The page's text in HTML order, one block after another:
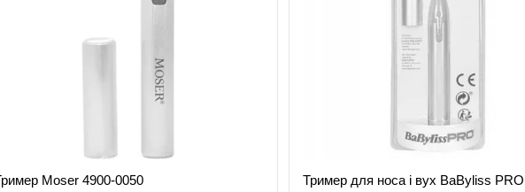
Moser 4900-0050 Тример для носа і вух BaByliss PRO